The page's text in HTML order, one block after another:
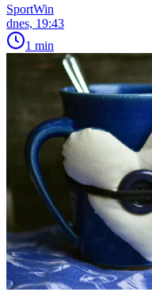
SportWin
dnes, 19:43
1 min